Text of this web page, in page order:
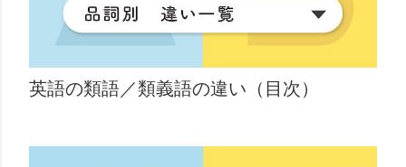
英語の類語／類義語の違い（目次）